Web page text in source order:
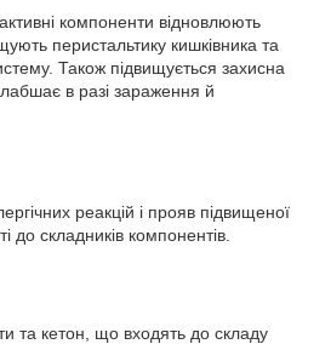
компоненти відновлюють
перистальтику кишківника та
Також підвищується захисна
в разі зараження й
реакцій і прояв підвищеної
до складників компонентів.
та кетон, що входять до складу